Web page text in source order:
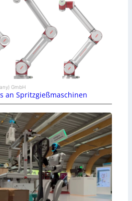
GmbH
an Spritzgießmaschinen